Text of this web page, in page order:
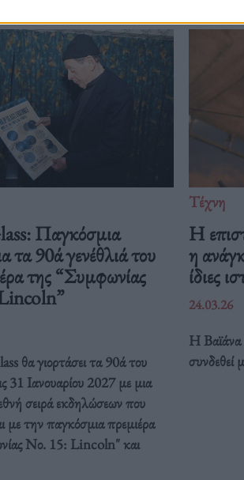
Παγκόσμια
τα 90ά γενέθλιά του
της “Συμφωνίας
θα γιορτάσει τα 90ά του
31 Ιανουαρίου 2027 με μια
σειρά εκδηλώσεων που
με την παγκόσμια πρεμιέρα
Νο. 15: Lincoln" και
Τέχνη
Η
η
ίδιες
24.03.26
Η Βαϊάνα